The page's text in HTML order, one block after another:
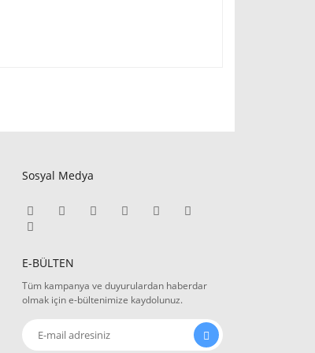
Sosyal Medya
E-BÜLTEN
Tüm kampanya ve duyurulardan haberdar
olmak için e-bültenimize kaydolunuz.